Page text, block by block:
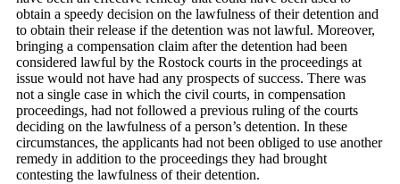
obtain a speedy decision on the lawfulness of their detention and
to obtain their release if the detention was not lawful. Moreover,
bringing a compensation claim after the detention had been
considered lawful by the Rostock courts in the proceedings at
issue would not have had any prospects of success. There was
not a single case in which the civil courts, in compensation
proceedings, had not followed a previous ruling of the courts
deciding on the lawfulness of a person’s detention. In these
circumstances, the applicants had not been obliged to use another
remedy in addition to the proceedings they had brought
contesting the lawfulness of their detention.